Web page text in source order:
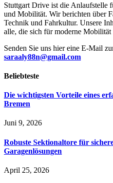
Stuttgart Drive ist die Anlaufstelle
und Mobilität. Wir berichten über
Technik und Fahrkultur. Unsere
alle, die sich für moderne Mobilität
Senden Sie uns hier eine E-Mail
saraaly88n@gmail.com
Beliebteste
Die wichtigsten Vorteile eines
Bremen
Juni 9, 2026
Robuste Sektionaltore für
Garagenlösungen
April 25, 2026